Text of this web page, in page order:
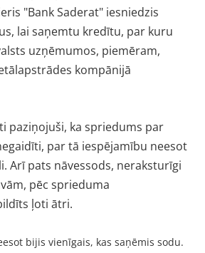
"Bank Saderat" iesniedzis
lai saņemtu kredītu, par kuru
uzņēmumos, piemēram,
kompānijā
paziņojuši, ka spriedums par
par tā iespējamību neesot
Arī pats nāvessods, neraksturīgi
pēc sprieduma
ļoti ātri.
bijis vienīgais, kas saņēmis sodu.